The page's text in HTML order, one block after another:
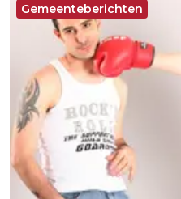
Gemeenteberichten